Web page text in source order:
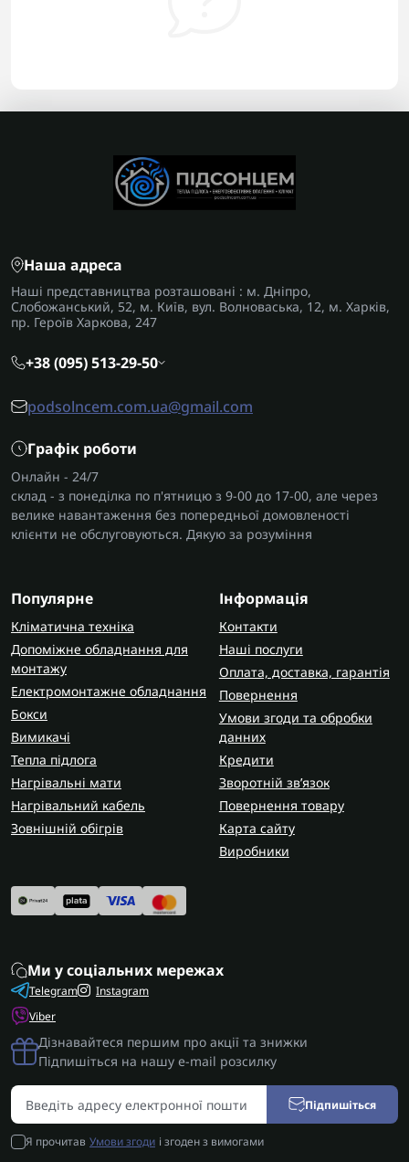
Наша адреса
Наші представництва розташовані : м. Дніпро,
Слобожанський, 52, м. Київ, вул. Волноваська, 12, м. Харків,
пр. Героїв Харкова, 247
+38 (095) 513-29-50
podsolncem.com.ua@gmail.com
Графік роботи
Онлайн - 24/7
склад - з понеділка по п'ятницю з 9-00 до 17-00, але через
велике навантаження без попередньої домовленості
клієнти не обслуговуються. Дякую за розуміння
Популярне
Кліматична техніка
Допоміжне обладнання для
монтажу
Електромонтажне обладнання
Бокси
Вимикачі
Тепла підлога
Нагрівальні мати
Нагрівальний кабель
Зовнішній обігрів
Інформація
Контакти
Наші послуги
Оплата, доставка, гарантія
Повернення
Умови згоди та обробки
данних
Кредити
Зворотній зв’язок
Повернення товару
Карта сайту
Виробники
Ми у соціальних мережах
Telegram
Viber
Instagram
Дізнавайтеся першим про акції та знижки
Підпишіться на нашу e-mail розсилку
Підпишіться
Я прочитав Умови згоди і згоден з вимогами